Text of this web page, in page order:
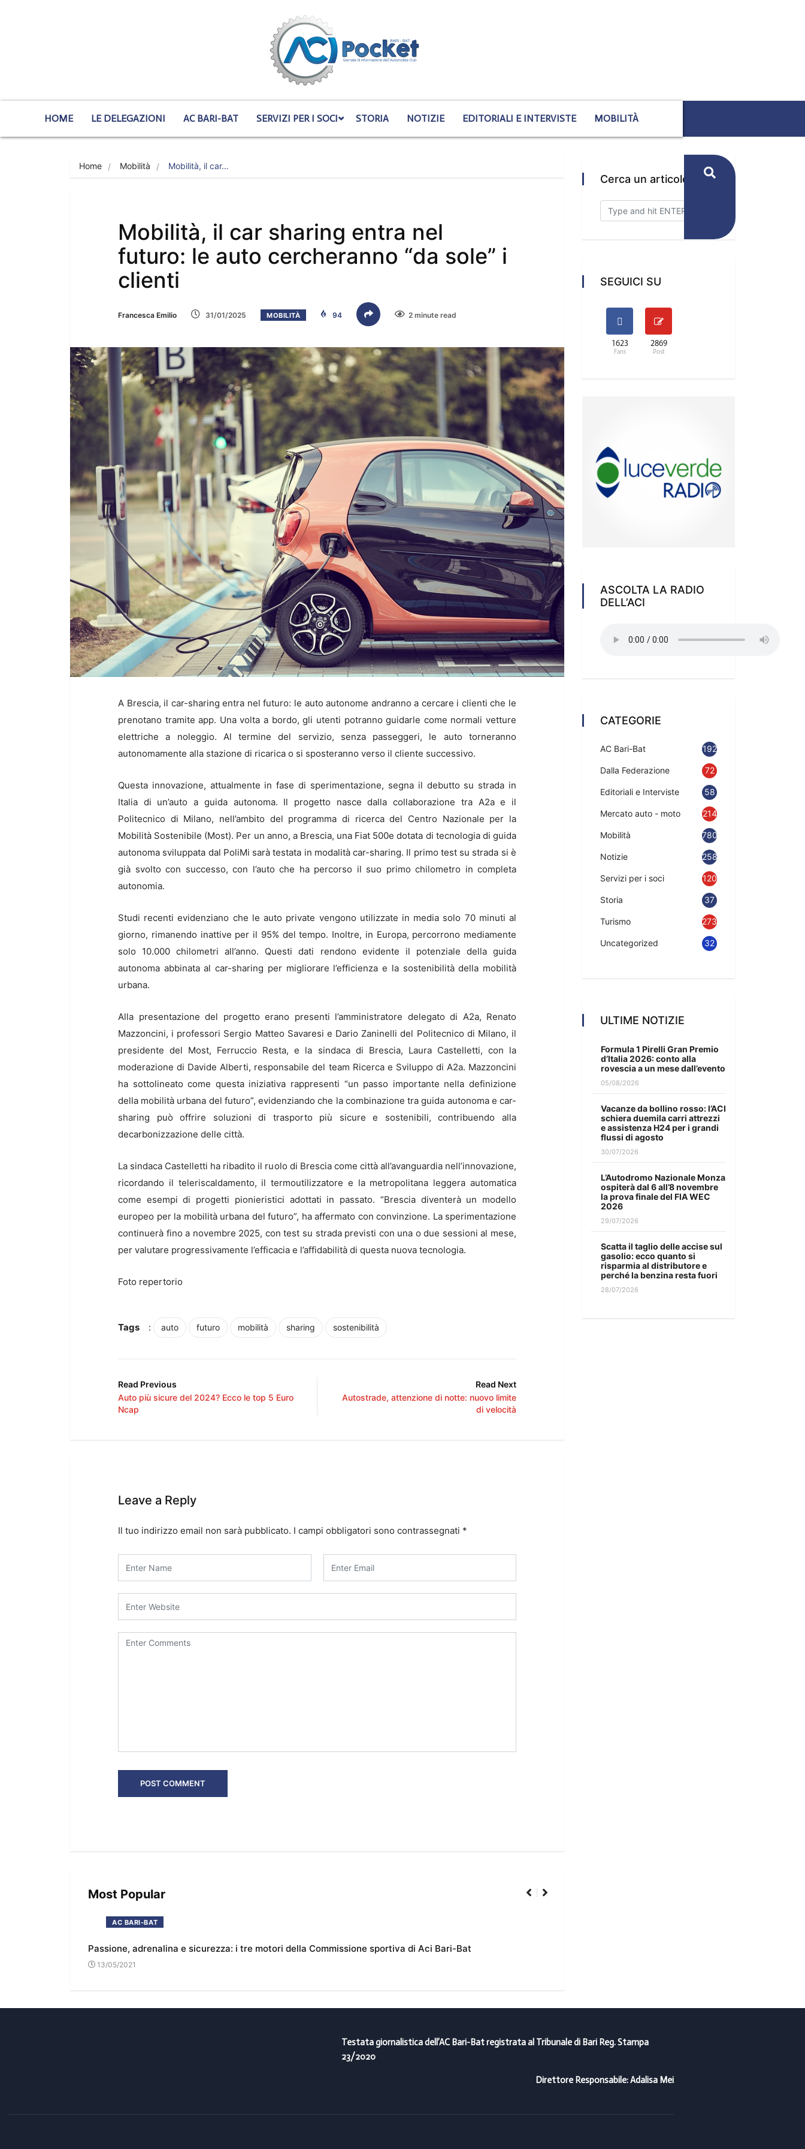
HOME LE DELEGAZIONI AC BARI-BAT SERVIZI PER I SOCI STORIA NOTIZIE EDITORIALI E INTERVISTE MOBILITÀ
Home Mobilità Mobilità, il car…
Mobilità, il car sharing entra nel
futuro: le auto cercheranno “da sole” i
clienti
Francesca Emilio 31/01/2025 MOBILITÀ 94 2 minute read
A Brescia, il car-sharing entra nel futuro: le auto autonome andranno a cercare i clienti che le
prenotano tramite app. Una volta a bordo, gli utenti potranno guidarle come normali vetture
elettriche a noleggio. Al termine del servizio, senza passeggeri, le auto torneranno
autonomamente alla stazione di ricarica o si sposteranno verso il cliente successivo.
Questa innovazione, attualmente in fase di sperimentazione, segna il debutto su strada in
Italia di un’auto a guida autonoma. Il progetto nasce dalla collaborazione tra A2a e il
Politecnico di Milano, nell’ambito del programma di ricerca del Centro Nazionale per la
Mobilità Sostenibile (Most). Per un anno, a Brescia, una Fiat 500e dotata di tecnologia di guida
autonoma sviluppata dal PoliMi sarà testata in modalità car-sharing. Il primo test su strada si è
già svolto con successo, con l’auto che ha percorso il suo primo chilometro in completa
autonomia.
Studi recenti evidenziano che le auto private vengono utilizzate in media solo 70 minuti al
giorno, rimanendo inattive per il 95% del tempo. Inoltre, in Europa, percorrono mediamente
solo 10.000 chilometri all’anno. Questi dati rendono evidente il potenziale della guida
autonoma abbinata al car-sharing per migliorare l’efficienza e la sostenibilità della mobilità
urbana.
Alla presentazione del progetto erano presenti l’amministratore delegato di A2a, Renato
Mazzoncini, i professori Sergio Matteo Savaresi e Dario Zaninelli del Politecnico di Milano, il
presidente del Most, Ferruccio Resta, e la sindaca di Brescia, Laura Castelletti, con la
moderazione di Davide Alberti, responsabile del team Ricerca e Sviluppo di A2a. Mazzoncini
ha sottolineato come questa iniziativa rappresenti “un passo importante nella definizione
della mobilità urbana del futuro”, evidenziando che la combinazione tra guida autonoma e car-
sharing può offrire soluzioni di trasporto più sicure e sostenibili, contribuendo alla
decarbonizzazione delle città.
La sindaca Castelletti ha ribadito il ruolo di Brescia come città all’avanguardia nell’innovazione,
ricordando il teleriscaldamento, il termoutilizzatore e la metropolitana leggera automatica
come esempi di progetti pionieristici adottati in passato. “Brescia diventerà un modello
europeo per la mobilità urbana del futuro”, ha affermato con convinzione. La sperimentazione
continuerà fino a novembre 2025, con test su strada previsti con una o due sessioni al mese,
per valutare progressivamente l’efficacia e l’affidabilità di questa nuova tecnologia.
Foto repertorio
Tags : auto futuro mobilità sharing sostenibilità
Read Previous
Auto più sicure del 2024? Ecco le top 5 Euro
Ncap
Read Next
Autostrade, attenzione di notte: nuovo limite
di velocità
Leave a Reply
Il tuo indirizzo email non sarà pubblicato. I campi obbligatori sono contrassegnati *
Most Popular
AC BARI-BAT
Passione, adrenalina e sicurezza: i tre motori della Commissione sportiva di Aci Bari-Bat
13/05/2021
Cerca un articolo
SEGUICI SU
1623
Fans
2869
Post
ASCOLTA LA RADIO
DELL’ACI
CATEGORIE
AC Bari-Bat 192
Dalla Federazione 72
Editoriali e Interviste 58
Mercato auto - moto 214
Mobilità 780
Notizie 2583
Servizi per i soci 120
Storia 37
Turismo 273
Uncategorized 32
ULTIME NOTIZIE
Formula 1 Pirelli Gran Premio
d’Italia 2026: conto alla
rovescia a un mese dall’evento
05/08/2026
Vacanze da bollino rosso: l’ACI
schiera duemila carri attrezzi
e assistenza H24 per i grandi
flussi di agosto
30/07/2026
L’Autodromo Nazionale Monza
ospiterà dal 6 all’8 novembre
la prova finale del FIA WEC
2026
29/07/2026
Scatta il taglio delle accise sul
gasolio: ecco quanto si
risparmia al distributore e
perché la benzina resta fuori
28/07/2026
Testata giornalistica dell’AC Bari-Bat registrata al Tribunale di Bari Reg. Stampa
23/2020
Direttore Responsabile: Adalisa Mei